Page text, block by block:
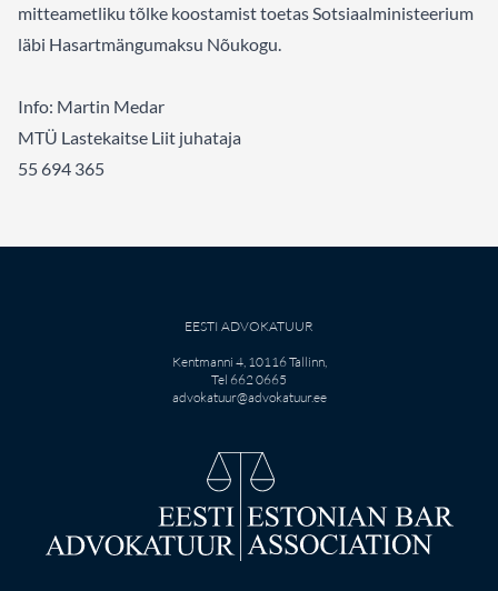
mitteametliku tõlke koostamist toetas Sotsiaalministeerium
läbi Hasartmängumaksu Nõukogu.
Info: Martin Medar
MTÜ Lastekaitse Liit juhataja
55 694 365
EESTI ADVOKATUUR
Kentmanni 4, 10116 Tallinn,
Tel 662 0665
advokatuur@advokatuur.ee